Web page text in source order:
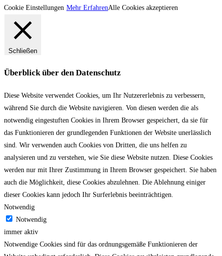
Cookie Einstellungen Mehr ErfahrenAlle Cookies akzeptieren
Schließen
Überblick über den Datenschutz
Diese Website verwendet Cookies, um Ihr Nutzererlebnis zu verbessern,
während Sie durch die Website navigieren. Von diesen werden die als
notwendig eingestuften Cookies in Ihrem Browser gespeichert, da sie für
das Funktionieren der grundlegenden Funktionen der Website unerlässlich
sind. Wir verwenden auch Cookies von Dritten, die uns helfen zu
analysieren und zu verstehen, wie Sie diese Website nutzen. Diese Cookies
werden nur mit Ihrer Zustimmung in Ihrem Browser gespeichert. Sie haben
auch die Möglichkeit, diese Cookies abzulehnen. Die Ablehnung einiger
dieser Cookies kann jedoch Ihr Surferlebnis beeinträchtigen.
Notwendig
Notwendig
immer aktiv
Notwendige Cookies sind für das ordnungsgemäße Funktionieren der